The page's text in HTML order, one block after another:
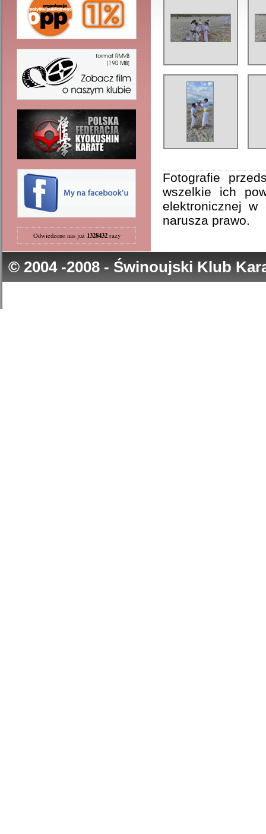
Odwiedzono nas już 1328432razy
Fotografie
wszelkie ich
elektronicznej w
narusza prawo.
© 2004 -2008 - Świnoujski Klub